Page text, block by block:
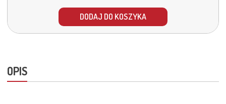
DODAJ DO KOSZYKA
OPIS